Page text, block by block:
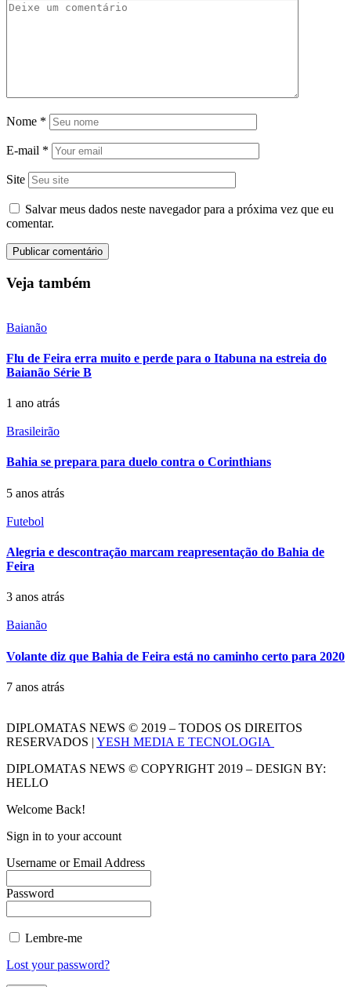
Nome *
E-mail *
Site
Salvar meus dados neste navegador para a próxima vez que eu
comentar.
Veja também
Baianão
Flu de Feira erra muito e perde para o Itabuna na estreia do
Baianão Série B
1 ano atrás
Brasileirão
Bahia se prepara para duelo contra o Corinthians
5 anos atrás
Futebol
Alegria e descontração marcam reapresentação do Bahia de
Feira
3 anos atrás
Baianão
Volante diz que Bahia de Feira está no caminho certo para 2020
7 anos atrás
DIPLOMATAS NEWS © 2019 – TODOS OS DIREITOS
RESERVADOS | YESH MEDIA E TECNOLOGIA
DIPLOMATAS NEWS © COPYRIGHT 2019 – DESIGN BY:
HELLO
Welcome Back!
Sign in to your account
Username or Email Address
Password
Lembre-me
Lost your password?